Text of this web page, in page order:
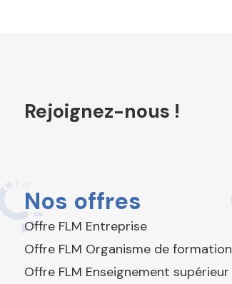
Rejoignez-nous !
Nos offres
Offre FLM Entreprise
Offre FLM Organisme de formation
Offre FLM Enseignement supérieur